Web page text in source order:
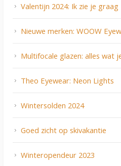
Valentijn 2024: Ik zie je graag
Nieuwe merken: WOOW
Multifocale glazen: alles wat
Theo Eyewear: Neon Lights
Wintersolden 2024
Goed zicht op skivakantie
Winteropendeur 2023